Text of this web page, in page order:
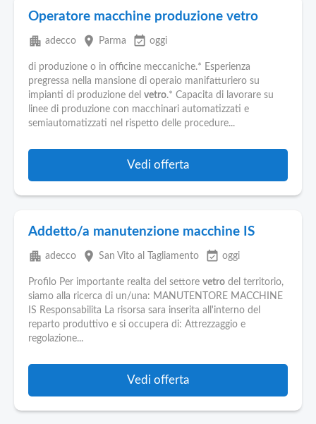
Operatore macchine produzione vetro
apartment adecco place Parma event_available oggi
di produzione o in officine meccaniche.* Esperienza
pregressa nella mansione di operaio manifatturiero su
impianti di produzione del vetro.* Capacita di lavorare su
linee di produzione con macchinari automatizzati e
semiautomatizzati nel rispetto delle procedure...
Vedi offerta
Addetto/a manutenzione macchine IS
apartment adecco place San Vito al Tagliamento event_available oggi
Profilo Per importante realta del settore vetro del territorio,
siamo alla ricerca di un/una: MANUTENTORE MACCHINE
IS Responsabilita La risorsa sara inserita all'interno del
reparto produttivo e si occupera di: Attrezzaggio e
regolazione...
Vedi offerta